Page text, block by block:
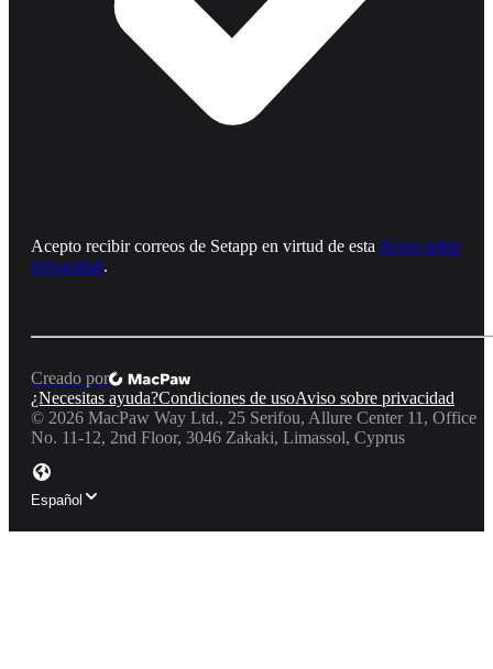
Acepto recibir correos de Setapp en virtud de esta Aviso sobre
privacidad.
Creado por
¿Necesitas ayuda?Condiciones de usoAviso sobre privacidad
© 2026 MacPaw Way Ltd., 25 Serifou, Allure Center 11, Office
No. 11-12, 2nd Floor, 3046 Zakaki, Limassol, Cyprus
Español